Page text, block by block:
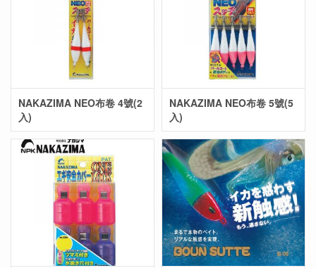
NAKAZIMA NEO布卷 4號(2
入)
NAKAZIMA NEO布卷 5號(5
入)